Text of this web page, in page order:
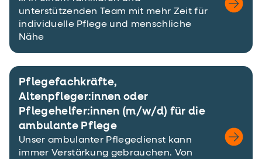
unterstützenden Team mit mehr Zeit für
individuelle Pflege und menschliche
Nähe
Pflegefachkräfte,
Altenpfleger:innen oder
Pflegehelfer:innen (m/w/d) für die
ambulante Pflege
Unser ambulanter Pflegedienst kann
immer Verstärkung gebrauchen. Von